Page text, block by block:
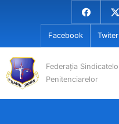
Facebook
Facebook Twiter
Federația
Penitenciarelor